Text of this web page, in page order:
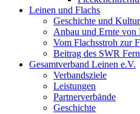
Leinen und Flachs
Geschichte und Kultur
Anbau und Ernte von
Vom Flachsstroh zur
Beitrag des SWR
Gesamtverband Leinen e.V.
Verbandsziele
Leistungen
Partnerverbände
Geschichte